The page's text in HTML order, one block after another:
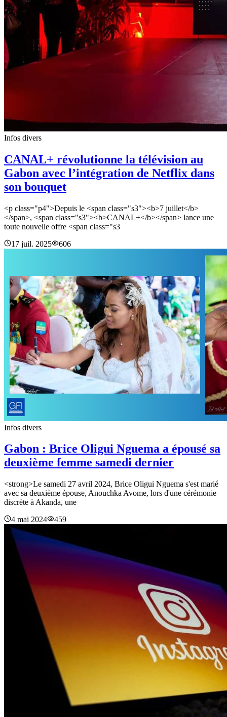
Infos divers
CANAL+ révolutionne la télévision au
Gabon avec l’intégration de Netflix dans
son bouquet
<p class="p4">Depuis le <span class="s3"><b>7 juillet</b>
</span>, <span class="s3"><b>CANAL+</b></span> lance une
toute nouvelle offre <span class="s3
17 juil. 2025
606
Infos divers
Gabon : Brice Oligui Nguema a épousé sa
deuxième femme samedi dernier
<strong>Le samedi 27 avril 2024, Brice Oligui Nguema s'est marié
avec sa deuxième épouse, Anouchka Avome, lors d'une cérémonie
discrète à Akanda, une
4 mai 2024
459